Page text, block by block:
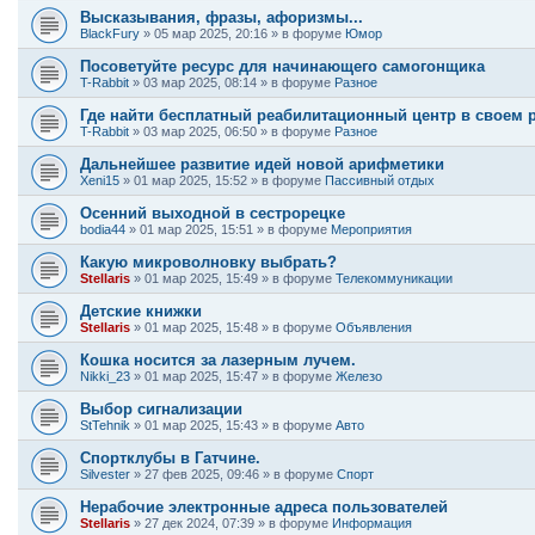
Высказывания, фразы, афоризмы...
BlackFury » 05 мар 2025, 20:16 » в форуме Юмор
Посоветуйте ресурс для начинающего самогонщика
T-Rabbit » 03 мар 2025, 08:14 » в форуме Разное
Где найти бесплатный реабилитационный центр в своем
T-Rabbit » 03 мар 2025, 06:50 » в форуме Разное
Дальнейшее развитие идей новой арифметики
Xeni15 » 01 мар 2025, 15:52 » в форуме Пассивный отдых
Осенний выходной в сестрорецке
bodia44 » 01 мар 2025, 15:51 » в форуме Мероприятия
Какую микроволновку выбрать?
Stellaris » 01 мар 2025, 15:49 » в форуме Телекоммуникации
Детские книжки
Stellaris » 01 мар 2025, 15:48 » в форуме Объявления
Кошка носится за лазерным лучем.
Nikki_23 » 01 мар 2025, 15:47 » в форуме Железо
Выбор сигнализации
StTehnik » 01 мар 2025, 15:43 » в форуме Авто
Спортклубы в Гатчине.
Silvester » 27 фев 2025, 09:46 » в форуме Спорт
Нерабочие электронные адреса пользователей
Stellaris » 27 дек 2024, 07:39 » в форуме Информация